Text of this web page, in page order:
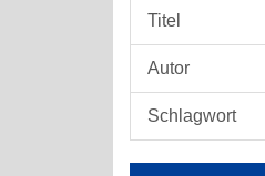
Titel
Autor
Schlagwort